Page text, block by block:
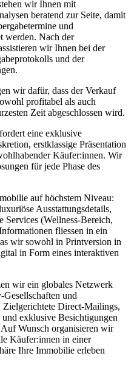
wir Ihnen mit
beratend zur Seite, damit
und
werden. Nach der
wir Ihnen bei der
und der
wir dafür, dass der Verkauf
profitabel als auch
Zeit abgeschlossen wird.
eine exklusive
erstklassige Präsentation
Käufer:innen. Wir
für jede Phase des
auf höchstem Niveau:
Ausstattungsdetails,
Services (Wellness-Bereich,
fliessen in ein
wir sowohl in Printversion in
in Form eines interaktiven
wir ein globales Netzwerk
und
Zielgerichtete Direct-Mailings,
exklusive Besichtigungen
Wunsch organisieren wir
Käufer:innen in einer
Ihre Immobilie erleben